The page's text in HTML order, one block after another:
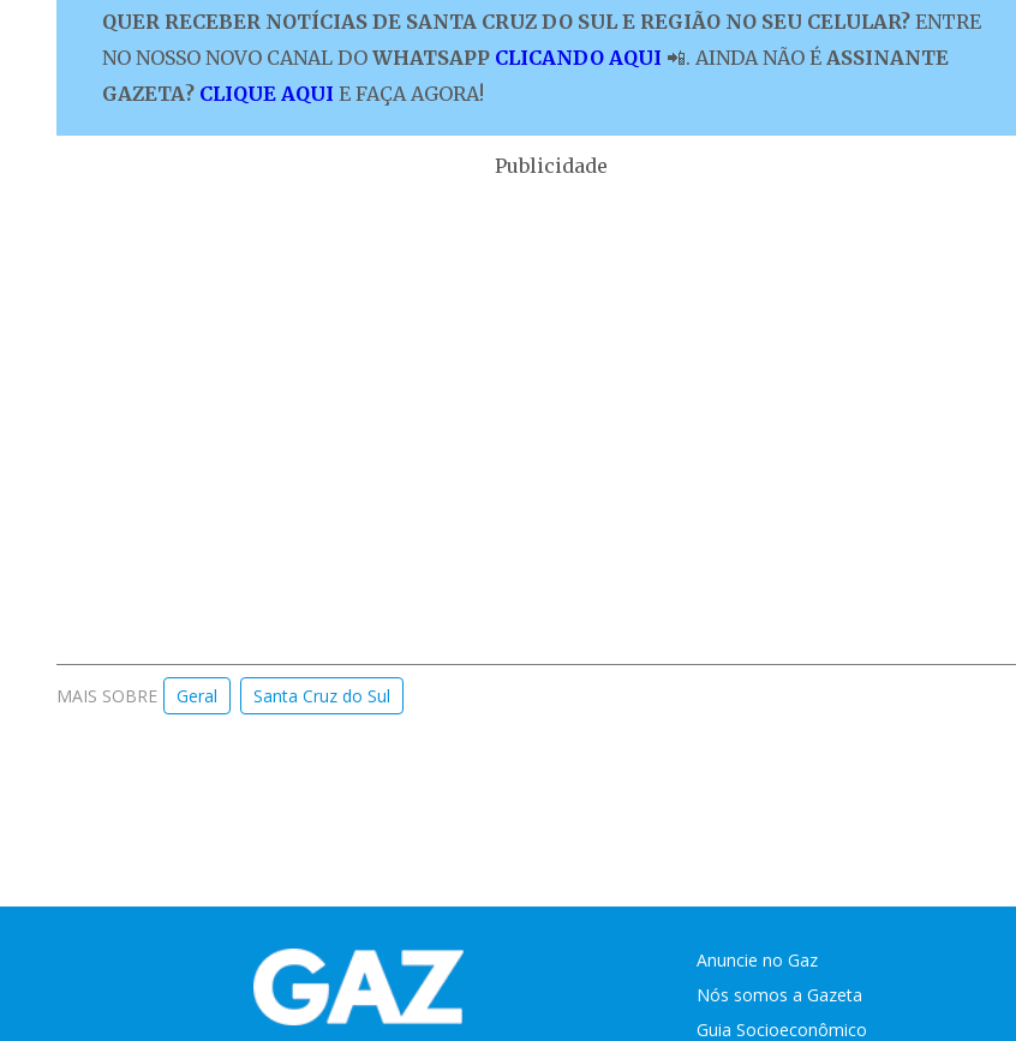
QUER RECEBER NOTÍCIAS DE SANTA CRUZ DO SUL E REGIÃO NO SEU CELULAR? ENTRE
NO NOSSO NOVO CANAL DO WHATSAPP CLICANDO AQUI 📲. AINDA NÃO É ASSINANTE
GAZETA? CLIQUE AQUI E FAÇA AGORA!
Publicidade
MAIS SOBRE Geral Santa Cruz do Sul
Anuncie no Gaz
Nós somos a Gazeta
Guia Socioeconômico